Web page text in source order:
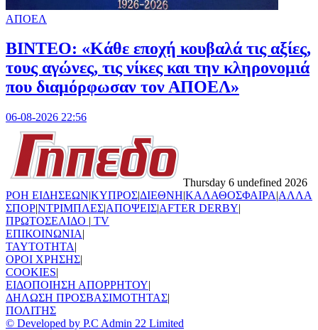
ΑΠΟΕΛ
ΒΙΝΤΕΟ: «Κάθε εποχή κουβαλά τις αξίες,
τους αγώνες, τις νίκες και την κληρονομιά
που διαμόρφωσαν τον ΑΠΟΕΛ»
06-08-2026 22:56
Thursday 6 undefined 2026
ΡΟΗ ΕΙΔΗΣΕΩΝ|ΚΥΠΡΟΣ|ΔΙΕΘΝΗ|ΚΑΛΑΘΟΣΦΑΙΡΑ|ΑΛΛΑ
ΣΠΟΡ|ΝΤΡΙΜΠΛΕΣ|ΑΠΟΨΕΙΣ|AFTER DERBY|
ΠΡΩΤΟΣΕΛΙΔΟ | TV
ΕΠΙΚΟΙΝΩΝΙΑ|
TAYTOTHTA|
ΟΡΟΙ ΧΡΗΣΗΣ|
COOKIES|
ΕΙΔΟΠΟΙΗΣΗ ΑΠΟΡΡΗΤΟΥ|
ΔΗΛΩΣΗ ΠΡΟΣΒΑΣΙΜΟΤΗΤΑΣ|
ΠΟΛΙΤΗΣ
© Developed by P.C Admin 22 Limited